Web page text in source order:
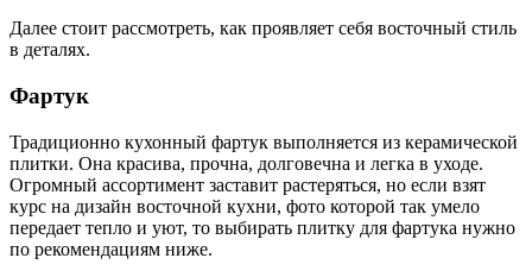
Далее стоит рассмотреть, как проявляет себя восточный стиль
в деталях.
Фартук
Традиционно кухонный фартук выполняется из керамической
плитки. Она красива, прочна, долговечна и легка в уходе.
Огромный ассортимент заставит растеряться, но если взят
курс на дизайн восточной кухни, фото которой так умело
передает тепло и уют, то выбирать плитку для фартука нужно
по рекомендациям ниже.